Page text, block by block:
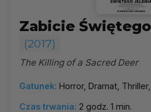
Zabicie
(2017)
The Killing of a Sacred Deer
Gatunek: Horror, Dramat,
Czas trwania: 2 godz. 1 min.